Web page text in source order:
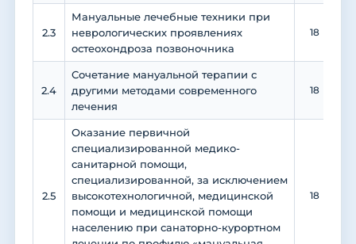
2.3
Мануальные лечебные техники при
неврологических проявлениях
остеохондроза позвоночника
18
2.4
Сочетание мануальной терапии с
другими методами современного
лечения
18
2.5
Оказание первичной
специализированной медико-
санитарной помощи,
специализированной, за исключением
высокотехнологичной, медицинской
помощи и медицинской помощи
населению при санаторно-курортном
18